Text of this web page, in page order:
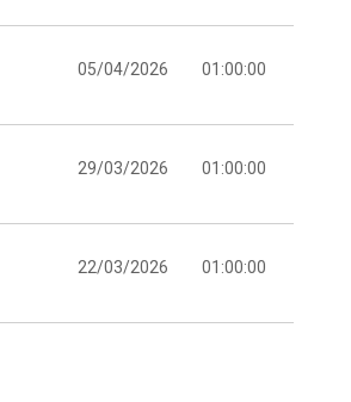
05/04/2026 01:00:00
29/03/2026 01:00:00
22/03/2026 01:00:00